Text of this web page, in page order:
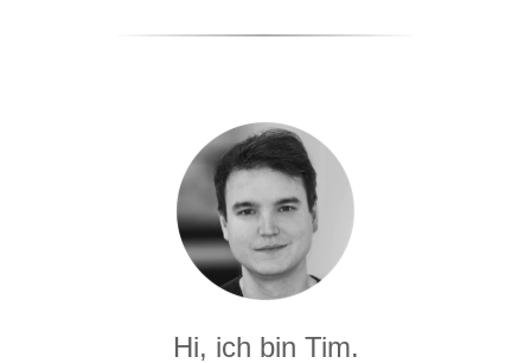
Hi, ich bin Tim.